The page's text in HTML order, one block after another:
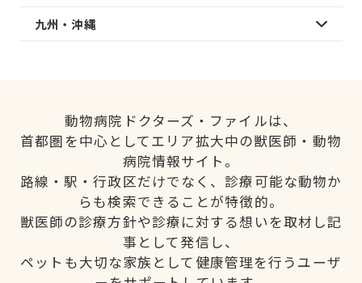
九州・沖縄
動物病院ドクターズ・ファイルは、
首都圏を中心としてエリア拡大中の獣医師・動物
病院情報サイト。
路線・駅・行政区だけでなく、診療可能な動物か
らも検索できることが特徴的。
獣医師の診療方針や診療に対する想いを取材し記
事として発信し、
ペットも大切な家族として健康管理を行うユーザ